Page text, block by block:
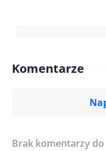
Komentarze
Imię/ Nick*
Brak komentarzy